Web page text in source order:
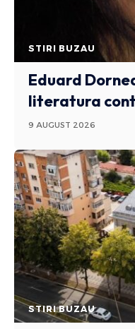
STIRI BUZAU
Eduard
literatura
9 AUGUST 2026
STIRI BUZAU